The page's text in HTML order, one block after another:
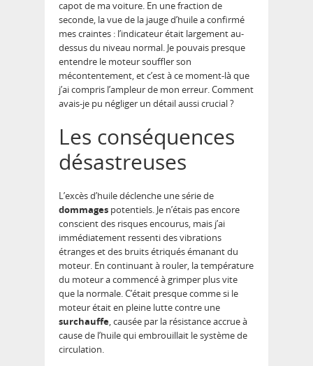
capot de ma voiture. En une fraction de
seconde, la vue de la jauge d’huile a confirmé
mes craintes : l’indicateur était largement au-
dessus du niveau normal. Je pouvais presque
entendre le moteur souffler son
mécontentement, et c’est à ce moment-là que
j’ai compris l’ampleur de mon erreur. Comment
avais-je pu négliger un détail aussi crucial ?
Les conséquences
désastreuses
L’excès d’huile déclenche une série de
dommages potentiels. Je n’étais pas encore
conscient des risques encourus, mais j’ai
immédiatement ressenti des vibrations
étranges et des bruits étriqués émanant du
moteur. En continuant à rouler, la température
du moteur a commencé à grimper plus vite
que la normale. C’était presque comme si le
moteur était en pleine lutte contre une
surchauffe, causée par la résistance accrue à
cause de l’huile qui embrouillait le système de
circulation.